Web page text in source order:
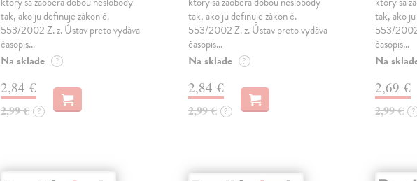
tak, ako ju definuje zákon č.
553/2002 Z. z. Ústav preto vydáva
časopis…
Na sklade ?
2,84 €
2,99 € ?
tak, ako ju definuje zákon č.
553/2002 Z. z. Ústav preto vydáva
časopis…
Na sklade ?
2,84 €
2,99 € ?
tak, ako
553/2002
časopis…
Na
2,69 €
2,99 € ?